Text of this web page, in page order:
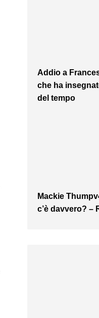
Addio a
che ha
del tempo
Mackie
c’è davvero? –